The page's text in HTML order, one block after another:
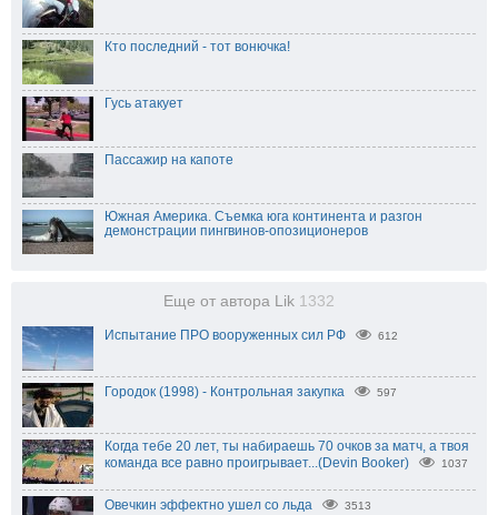
Кто последний - тот вонючка!
Гусь атакует
Пассажир на капоте
Южная Америка. Съемка юга континента и разгон
демонстрации пингвинов-опозиционеров
Еще от автора Lik 1332
Испытание ПРО вооруженных сил РФ 612
Городок (1998) - Контрольная закупка 597
Когда тебе 20 лет, ты набираешь 70 очков за матч, а твоя
команда все равно проигрывает...(Devin Booker)
1037
Овечкин эффектно ушел со льда 3513